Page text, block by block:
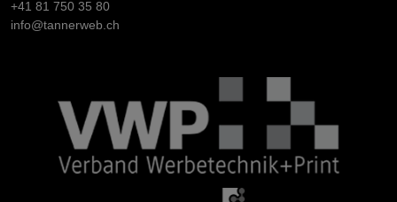
+41 81 750 35 80
info@tannerweb.ch